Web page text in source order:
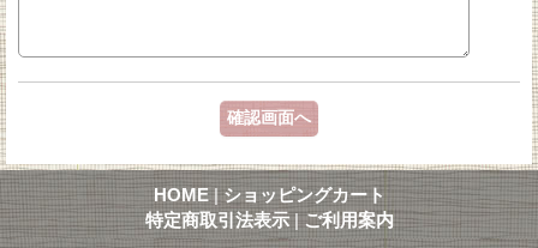
HOME | ショッピングカート
特定商取引法表示 | ご利用案内